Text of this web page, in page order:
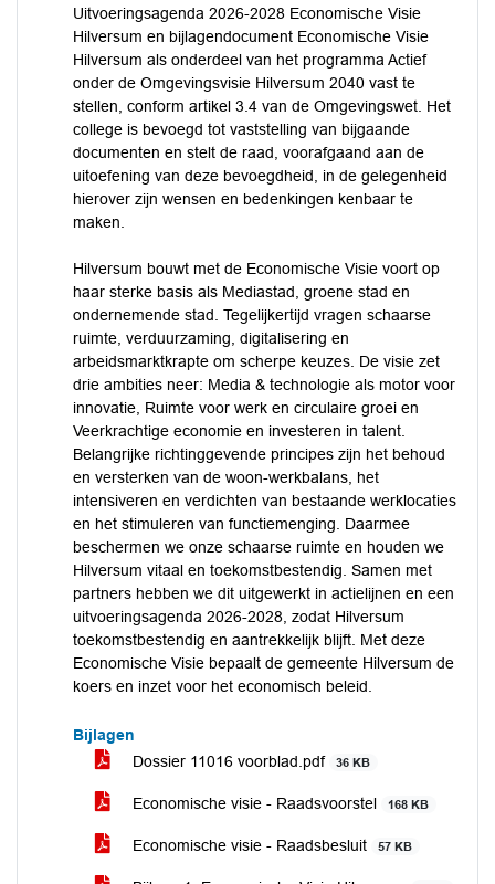
Uitvoeringsagenda 2026-2028 Economische Visie
Hilversum en bijlagendocument Economische Visie
Hilversum als onderdeel van het programma Actief
onder de Omgevingsvisie Hilversum 2040 vast te
stellen, conform artikel 3.4 van de Omgevingswet. Het
college is bevoegd tot vaststelling van bijgaande
documenten en stelt de raad, voorafgaand aan de
uitoefening van deze bevoegdheid, in de gelegenheid
hierover zijn wensen en bedenkingen kenbaar te
maken.
Hilversum bouwt met de Economische Visie voort op
haar sterke basis als Mediastad, groene stad en
ondernemende stad. Tegelijkertijd vragen schaarse
ruimte, verduurzaming, digitalisering en
arbeidsmarktkrapte om scherpe keuzes. De visie zet
drie ambities neer: Media & technologie als motor voor
innovatie, Ruimte voor werk en circulaire groei en
Veerkrachtige economie en investeren in talent.
Belangrijke richtinggevende principes zijn het behoud
en versterken van de woon-werkbalans, het
intensiveren en verdichten van bestaande werklocaties
en het stimuleren van functiemenging. Daarmee
beschermen we onze schaarse ruimte en houden we
Hilversum vitaal en toekomstbestendig. Samen met
partners hebben we dit uitgewerkt in actielijnen en een
uitvoeringsagenda 2026-2028, zodat Hilversum
toekomstbestendig en aantrekkelijk blijft. Met deze
Economische Visie bepaalt de gemeente Hilversum de
koers en inzet voor het economisch beleid.
Bijlagen
Dossier 11016 voorblad.pdf
36 KB
Economische visie - Raadsvoorstel 168 KB
Economische visie - Raadsbesluit 57 KB